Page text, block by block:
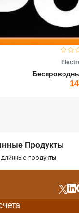
Продукты
продукты